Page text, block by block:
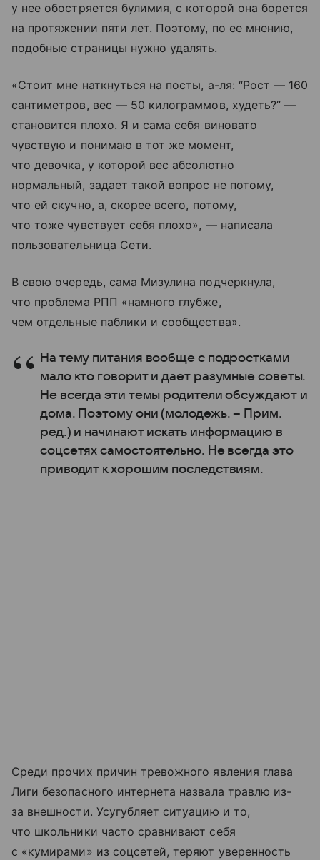
у нее обостряется булимия, с которой она борется
на протяжении пяти лет. Поэтому, по ее мнению,
подобные страницы нужно удалять.
«Стоит мне наткнуться на посты, а-ля: “Рост — 160
сантиметров, вес — 50 килограммов, худеть?” —
становится плохо. Я и сама себя виновато
чувствую и понимаю в тот же момент,
что девочка, у которой вес абсолютно
нормальный, задает такой вопрос не потому,
что ей скучно, а, скорее всего, потому,
что тоже чувствует себя плохо», — написала
пользовательница Сети.
В свою очередь, сама Мизулина подчеркнула,
что проблема РПП «намного глубже,
чем отдельные паблики и сообщества».
На тему питания вообще с подростками
мало кто говорит и дает разумные советы.
Не всегда эти темы родители обсуждают и
дома. Поэтому они (молодежь. – Прим.
ред.) и начинают искать информацию в
соцсетях самостоятельно. Не всегда это
приводит к хорошим последствиям.
Среди прочих причин тревожного явления глава
Лиги безопасного интернета назвала травлю из-
за внешности. Усугубляет ситуацию и то,
что школьники часто сравнивают себя
с «кумирами» из соцсетей, теряют уверенность